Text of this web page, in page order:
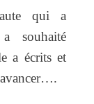
qui a
souhaité
a écrits et
avancer….